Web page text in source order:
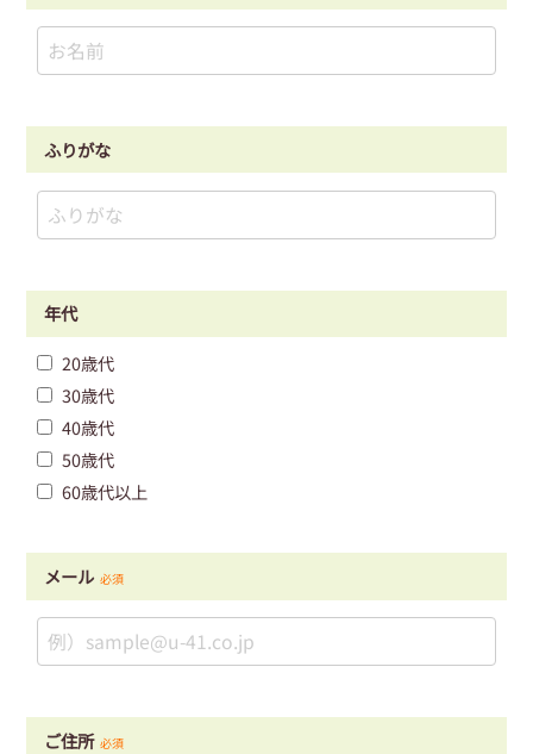
ふりがな
年代
20歳代
30歳代
40歳代
50歳代
60歳代以上
メール 必須
ご住所 必須